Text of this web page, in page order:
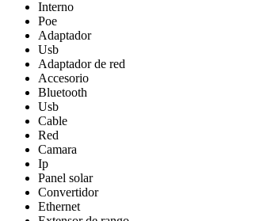
Interno
Poe
Adaptador
Usb
Adaptador de red
Accesorio
Bluetooth
Usb
Cable
Red
Camara
Ip
Panel solar
Convertidor
Ethernet